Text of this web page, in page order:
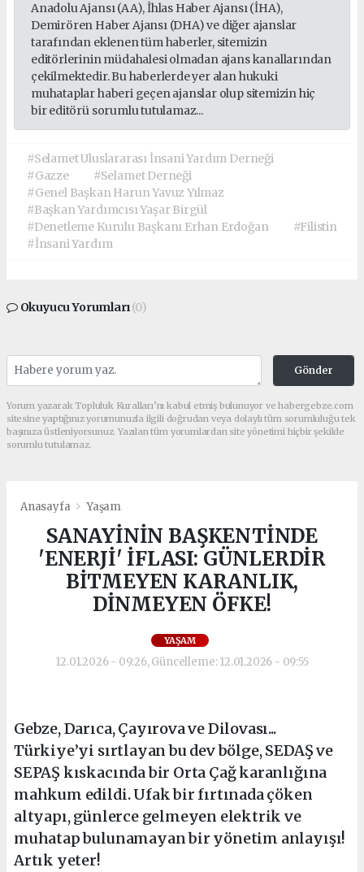
Anadolu Ajansı (AA), İhlas Haber Ajansı (İHA),
Demirören Haber Ajansı (DHA) ve diğer ajanslar
tarafından eklenen tüm haberler, sitemizin
editörlerinin müdahalesi olmadan ajans kanallarından
çekilmektedir. Bu haberlerde yer alan hukuki
muhataplar haberi geçen ajanslar olup sitemizin hiç
bir editörü sorumlu tutulamaz...
#Selamet Uluslararası İnsani Yardım Derneği
#Gazze
#Selamet Derneği
#Genel Başkan Harun Yavuz Yılmaz
#Başkan Yardımcısı Yaşar Birgül
#Denetleme Kurulu Başkanı Erhan Erdoğan
#Filistin
#İnsani Yardım
Okuyucu Yorumları(0)
Gönder
Yorum yazarak Topluluk Kuralları’nı kabul etmiş bulunuyor ve habergebze.com
sitesine yaptığınız yorumunuzla ilgili doğrudan veya dolaylı tüm sorumluluğu tek
başınıza üstleniyorsunuz. Yazılan tüm yorumlardan site yönetimi hiçbir şekilde
sorumlu tutulamaz.
Anasayfa Yaşam
SANAYİNİN BAŞKENTİNDE
'ENERJİ' İFLASI: GÜNLERDİR
BİTMEYEN KARANLIK,
DİNMEYEN ÖFKE!
YAŞAM
12.01.2026 - 09:26, Güncelleme: 12.01.2026 - 09:55
Gebze, Darıca, Çayırova ve Dilovası...
Türkiye’yi sırtlayan bu dev bölge, SEDAŞ ve
SEPAŞ kıskacında bir Orta Çağ karanlığına
mahkum edildi. Ufak bir fırtınada çöken
altyapı, günlerce gelmeyen elektrik ve
muhatap bulunamayan bir yönetim anlayışı!
Artık yeter!